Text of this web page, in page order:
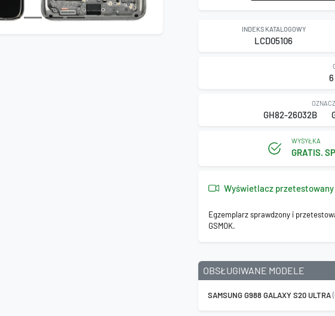
INDEKS KATALOGOWY
LCD05106
GH82-26032B
WYSYŁKA
GRATIS.
Wyświetlacz przetestowany
Egzemplarz sprawdzony i
GSMOK.
OBSŁUGIWANE MODELE
SAMSUNG G988 GALAXY S20 ULTRA